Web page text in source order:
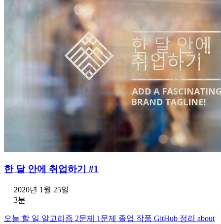
한 달 안에 취업하기 #1
2020년 1월 25일
3분
오늘 할 일 알고리즘 2문제 1문제 졸업 작품 GitHub 정리 about